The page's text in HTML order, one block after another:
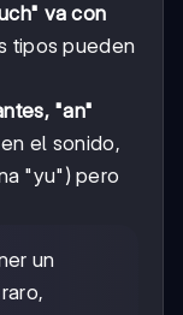
va con
tipos pueden
"an"
el sonido,
"yu") pero
un